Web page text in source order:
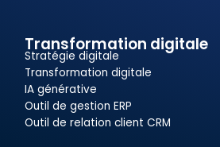
Transformation digitale
Stratégie digitale
Transformation digitale
IA générative
Outil de gestion ERP
Outil de relation client CRM